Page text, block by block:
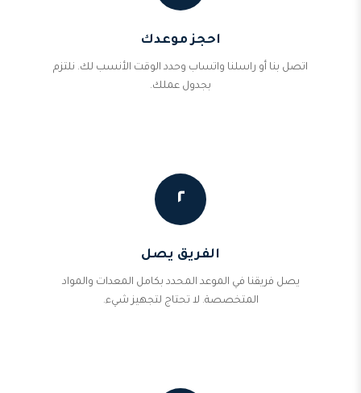
احجز موعدك
اتصل بنا أو راسلنا واتساب وحدد الوقت الأنسب لك. نلتزم
بجدول عملك.
٢
الفريق يصل
يصل فريقنا في الموعد المحدد بكامل المعدات والمواد
المتخصصة. لا تحتاج لتجهيز شيء.